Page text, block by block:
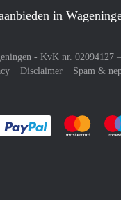
in
- KvK nr. 02094127 –
Disclaimer
Spam &
Je rekent Je